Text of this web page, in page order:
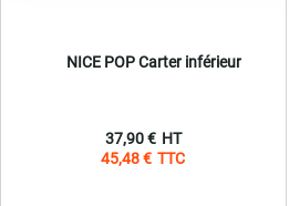
NICE POP Carter inférieur
45,48 €
37,90 €